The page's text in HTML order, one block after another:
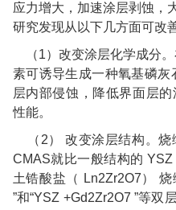
应力增大，加速涂层剥蚀，
研究发现从以下几方面可改
（1）改变涂层化学成分
素可诱导生成一种氧基磷灰
层内部侵蚀，降低界面层
性能。
（ 2） 改变涂层结构。烧
CMAS就比一般结构的 YSZ
土锆酸盐（
Ln2Zr2O7） 烧
”和“YSZ +Gd2Zr2O7 ”等双